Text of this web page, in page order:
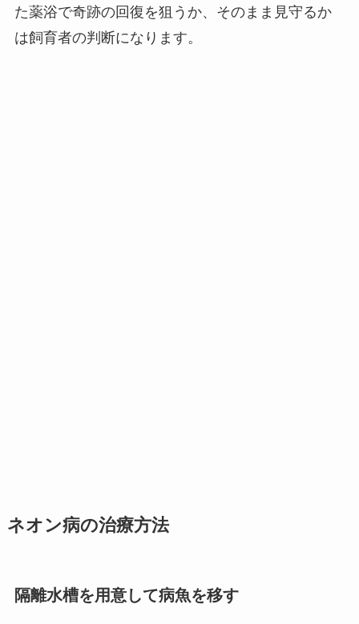
た薬浴で奇跡の回復を狙うか、そのまま見守るか
は飼育者の判断になります。
ネオン病の治療方法
隔離水槽を用意して病魚を移す